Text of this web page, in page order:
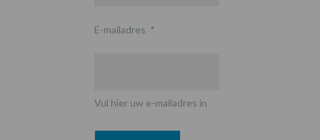
E-mailadres *
Vul hier uw e-mailadres in